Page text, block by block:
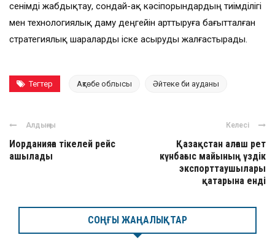
сенімді жабдықтау, сондай-ақ кәсіпорындардың тиімділігі
мен технологиялық даму деңгейін арттыруға бағытталған
стратегиялық шараларды іске асыруды жалғастырады.
Тегтер Ақтөбе облысы Әйтеке би ауданы
Алдыңғы
Иорданияға тікелей рейс
ашылады
Келесі
Қазақстан алғаш рет
күнбағыс майының үздік
экспорттаушылары
қатарына енді
СОҢҒЫ ЖАҢАЛЫҚТАР